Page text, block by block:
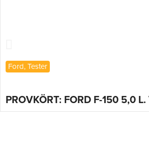
Ford,Tester
PROVKÖRT: FORD F-150 5,0